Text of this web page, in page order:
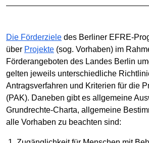
Die Förderziele des Berliner EFRE-
über Projekte (sog. Vorhaben) im
Förderangeboten des Landes Berlin
gelten jeweils unterschiedliche
Antragsverfahren und Kriterien für die
(PAK). Daneben gibt es allgemeine
Grundrechte-Charta, allgemeine
alle Vorhaben zu beachten sind: